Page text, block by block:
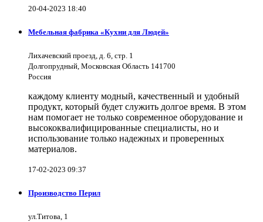
20-04-2023 18:40
Мебельная фабрика «Кухни для Людей»
Лихачевский проезд, д. 6, стр. 1
Долгопрудный, Московская Область 141700
Россия
каждому клиенту модный, качественный и удобный
продукт, который будет служить долгое время. В этом
нам помогает не только современное оборудование и
высококвалифицированные специалисты, но и
использование только надежных и проверенных
материалов.
17-02-2023 09:37
Производство Перил
ул.Титова, 1